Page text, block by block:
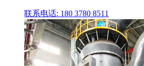
联系电话: 180 3780 8511